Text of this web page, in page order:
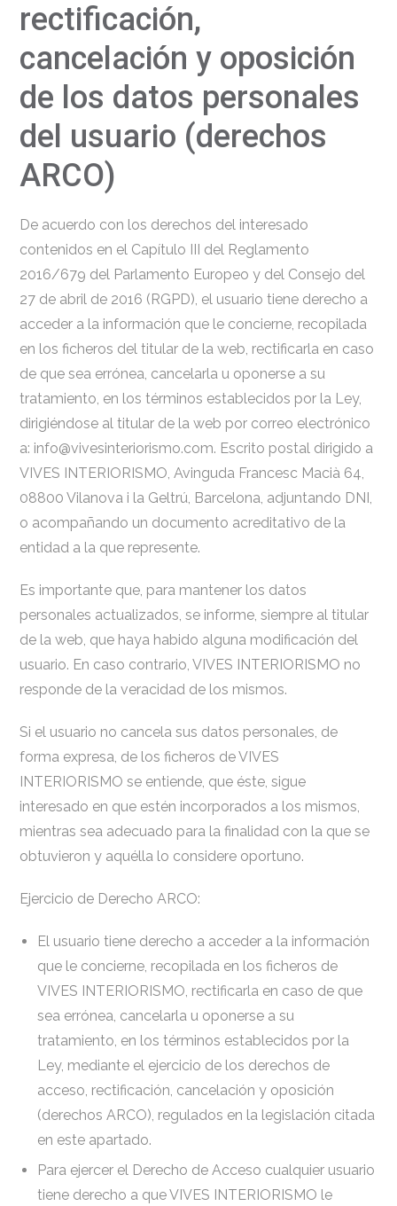
rectificación,
cancelación y oposición
de los datos personales
del usuario (derechos
ARCO)
De acuerdo con los derechos del interesado
contenidos en el Capítulo III del Reglamento
2016/679 del Parlamento Europeo y del Consejo del
27 de abril de 2016 (RGPD), el usuario tiene derecho a
acceder a la información que le concierne, recopilada
en los ficheros del titular de la web, rectificarla en caso
de que sea errónea, cancelarla u oponerse a su
tratamiento, en los términos establecidos por la Ley,
dirigiéndose al titular de la web por correo electrónico
a: info@vivesinteriorismo.com. Escrito postal dirigido a
VIVES INTERIORISMO, Avinguda Francesc Macià 64,
08800 Vilanova i la Geltrú, Barcelona, adjuntando DNI,
o acompañando un documento acreditativo de la
entidad a la que represente.
Es importante que, para mantener los datos
personales actualizados, se informe, siempre al titular
de la web, que haya habido alguna modificación del
usuario. En caso contrario, VIVES INTERIORISMO no
responde de la veracidad de los mismos.
Si el usuario no cancela sus datos personales, de
forma expresa, de los ficheros de VIVES
INTERIORISMO se entiende, que éste, sigue
interesado en que estén incorporados a los mismos,
mientras sea adecuado para la finalidad con la que se
obtuvieron y aquélla lo considere oportuno.
Ejercicio de Derecho ARCO:
El usuario tiene derecho a acceder a la información
que le concierne, recopilada en los ficheros de
VIVES INTERIORISMO, rectificarla en caso de que
sea errónea, cancelarla u oponerse a su
tratamiento, en los términos establecidos por la
Ley, mediante el ejercicio de los derechos de
acceso, rectificación, cancelación y oposición
(derechos ARCO), regulados en la legislación citada
en este apartado.
Para ejercer el Derecho de Acceso cualquier usuario
tiene derecho a que VIVES INTERIORISMO le